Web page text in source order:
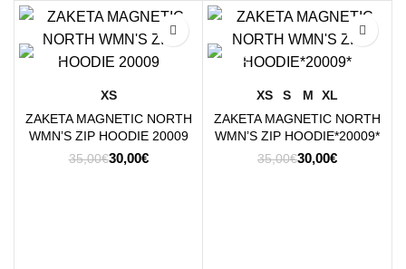
XS
ΖΑΚΕΤΑ MAGNETIC NORTH
WMN’S ZIP HOODIE 20009
35,00€Original
30,00€Η
XS S M
XL
ΖΑΚΕΤΑ MAGNETIC NORTH
WMN’S ZIP HOODIE*20009*
35,00€Original
30,00€Η